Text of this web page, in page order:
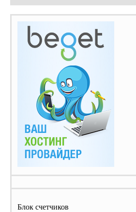
Блок счетчиков